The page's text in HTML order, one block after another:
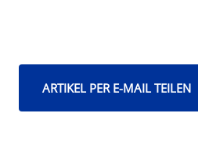
ARTIKEL PER E-MAIL TEILEN